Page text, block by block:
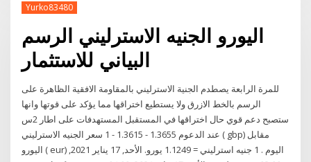
Yurko83480
اليورو الجنيه الاسترليني الرسم
البياني للاستثمار
للمرة الرابعة يصطدم الجنية الاسترليني بالمقاومة الافقية الظاهرة على
الرسم بالخط الازرق ولا يستطيع اختراقها مما يؤكد على قوتها وانها
ستصبح دعم قوي حال اختراقها في المستقبل المستهدفات على اطار 2س
عند الدعوم 1.3655 - 1.3615 - 1 سعر الجنيه الاسترليني ( gbp) مقابل
اليورو ( eur) اليوم . 1 جنيه استرليني = 1.1249 يورو. الأحد, 17 يناير 2021,